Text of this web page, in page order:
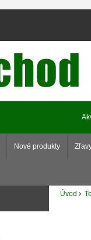
Nové produkty
Úvod